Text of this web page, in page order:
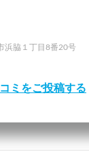
浜脇１丁目8番20号
ミをご投稿する